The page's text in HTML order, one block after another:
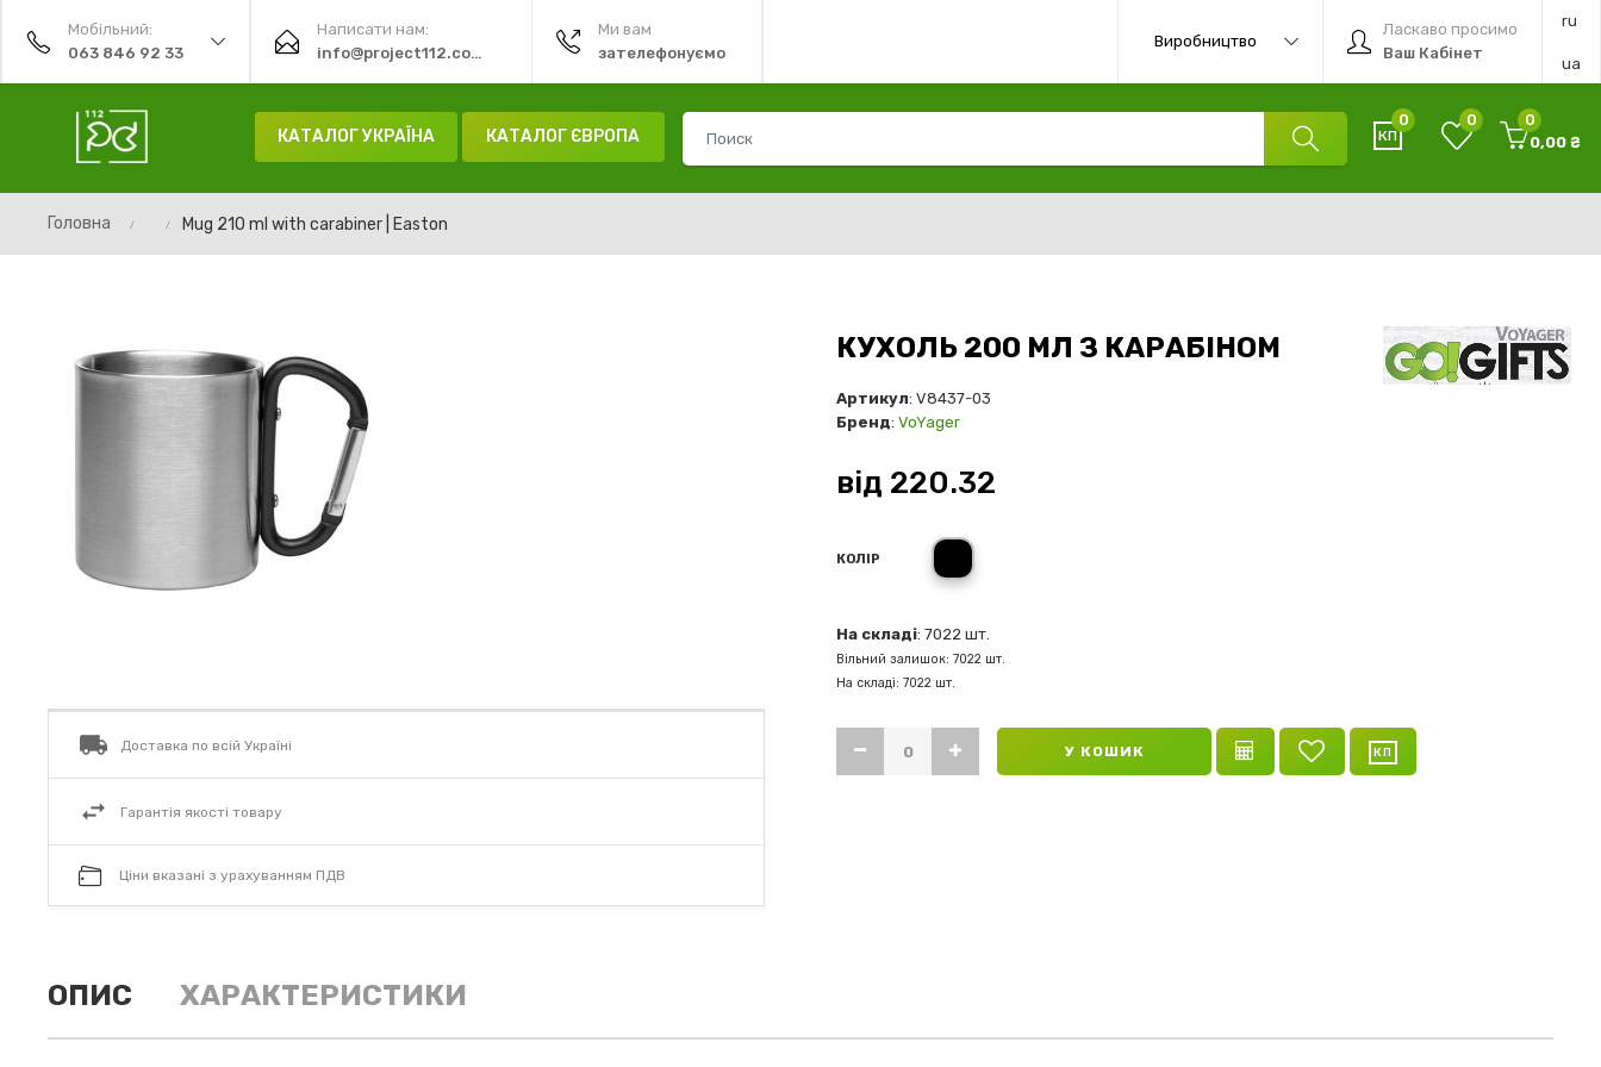
Мобільний:
063 846 92 33
Написати нам:
info@project112.com.ua
Ми вам
зателефонуємо
ru
ua
Ласкаво просимо
Ваш Кабінет
Виробництво
КАТАЛОГ УКРАЇНА КАТАЛОГ ЄВРОПА
0 0
0
0,00 ₴
Головна Mug 210 ml with carabiner | Easton
Доставка по всій Україні
Гарантія якості товару
Ціни вказані з урахуванням ПДВ
КУХОЛЬ 200 МЛ З КАРАБІНОМ
Артикул: V8437-03
Бренд: VoYager
від 220.32
КОЛІР
черный
На складі: 7022 шт.
Вільний залишок: 7022 шт.
На складі: 7022 шт.
У КОШИК
ОПИС ХАРАКТЕРИСТИКИ